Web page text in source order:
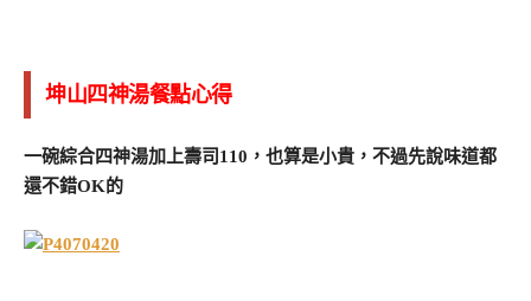
坤山四神湯餐點心得
一碗綜合四神湯加上壽司110，也算是小貴，不過先說味道都
還不錯OK的